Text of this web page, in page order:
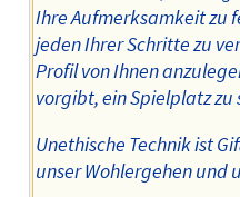
Ihre Aufmerksamkeit zu
jeden Ihrer Schritte zu
Profil von Ihnen
vorgibt, ein Spielplatz zu
Unethische Technik ist
unser Wohlergehen und